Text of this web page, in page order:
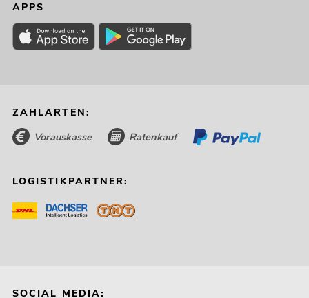
EUROLITE LED Theatre COB 100 WW
No. 41602010
Bestand reicht ca. 12 Wo.
APPS
ZAHLARTEN:
Vorauskasse Ratenkauf
LOGISTIKPARTNER:
SOCIAL MEDIA: